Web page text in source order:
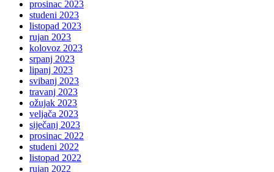
prosinac 2023
studeni 2023
listopad 2023
rujan 2023
kolovoz 2023
srpanj 2023
lipanj 2023
svibanj 2023
travanj 2023
ožujak 2023
veljača 2023
siječanj 2023
prosinac 2022
studeni 2022
listopad 2022
rujan 2022